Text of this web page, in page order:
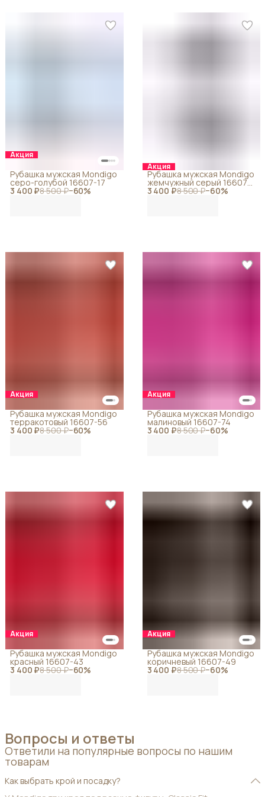
Акция
3 400 ₽8 500 ₽−60%
Рубашка мужская Mondigo
серо-голубой 16607-17
Акция
3 400 ₽8 500 ₽−60%
Рубашка мужская Mondigo
жемчужный серый 16607-
12
Акция
3 400 ₽8 500 ₽−60%
Рубашка мужская Mondigo
терракотовый 16607-56
Акция
3 400 ₽8 500 ₽−60%
Рубашка мужская Mondigo
малиновый 16607-74
Акция
3 400 ₽8 500 ₽−60%
Рубашка мужская Mondigo
красный 16607-43
Акция
3 400 ₽8 500 ₽−60%
Рубашка мужская Mondigo
коричневый 16607-49
Вопросы и ответы
Ответили на популярные вопросы по нашим
товарам
Как выбрать крой и посадку?